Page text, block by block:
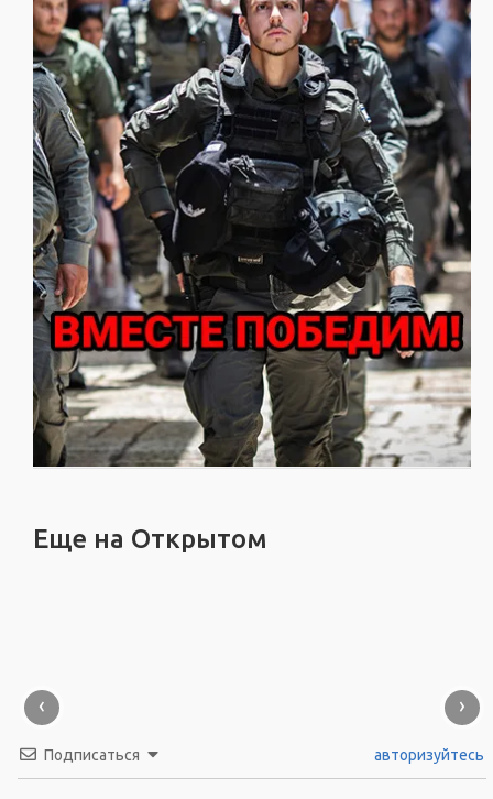
Еще на Открытом
‹ ›
Подписаться авторизуйтесь